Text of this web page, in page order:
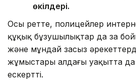
өкілдері.
Осы ретте, полицейлер
құқық бұзушылықтар да заң
және мұндай заңсыз
жұмыстары алдағы уақытта
ескертті.